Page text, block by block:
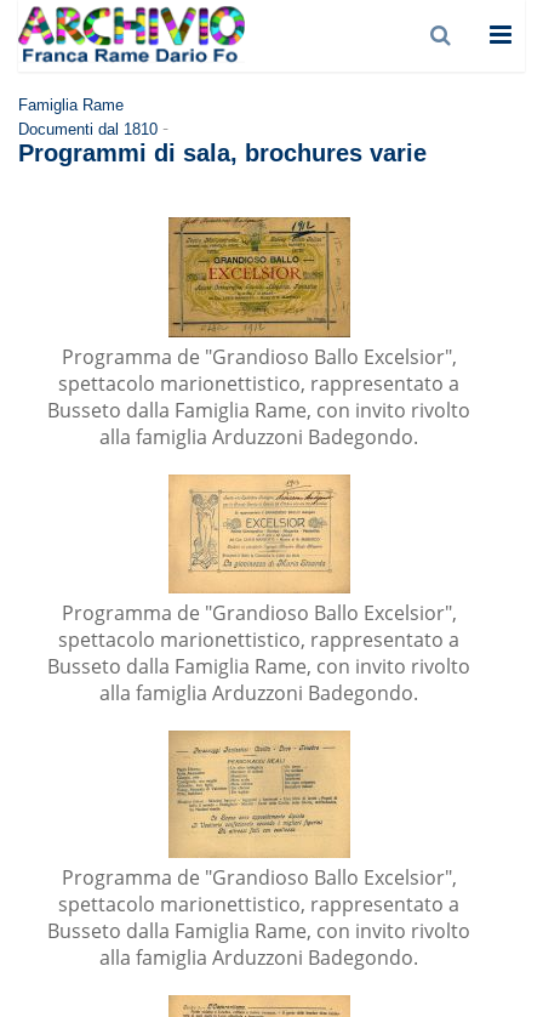
Famiglia Rame
Documenti dal 1810 -
Programmi di sala, brochures varie
Programma de "Grandioso Ballo Excelsior",
spettacolo marionettistico, rappresentato a
Busseto dalla Famiglia Rame, con invito rivolto
alla famiglia Arduzzoni Badegondo.
Programma de "Grandioso Ballo Excelsior",
spettacolo marionettistico, rappresentato a
Busseto dalla Famiglia Rame, con invito rivolto
alla famiglia Arduzzoni Badegondo.
Programma de "Grandioso Ballo Excelsior",
spettacolo marionettistico, rappresentato a
Busseto dalla Famiglia Rame, con invito rivolto
alla famiglia Arduzzoni Badegondo.